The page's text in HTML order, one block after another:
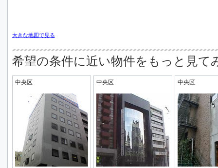
大きな地図で見る
希望の条件に近い物件をもっと見て
中央区 中央区 中央区